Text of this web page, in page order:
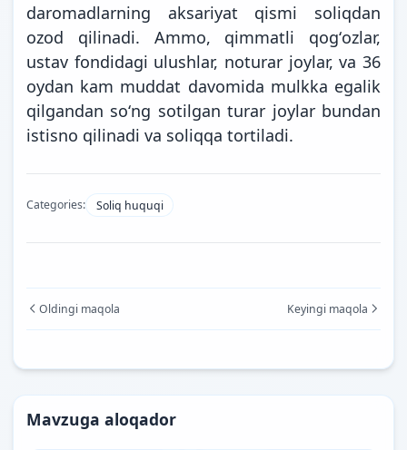
daromadlarning aksariyat qismi soliqdan
ozod qilinadi. Ammo, qimmatli qogʻozlar,
ustav fondidagi ulushlar, noturar joylar, va 36
oydan kam muddat davomida mulkka egalik
qilgandan soʻng sotilgan turar joylar bundan
istisno qilinadi va soliqqa tortiladi.
Categories: Soliq huquqi
Oldingi maqola Keyingi maqola
Mavzuga aloqador